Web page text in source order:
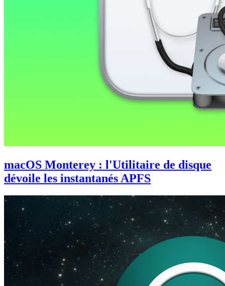
macOS Monterey : l'Utilitaire de disque
dévoile les instantanés APFS